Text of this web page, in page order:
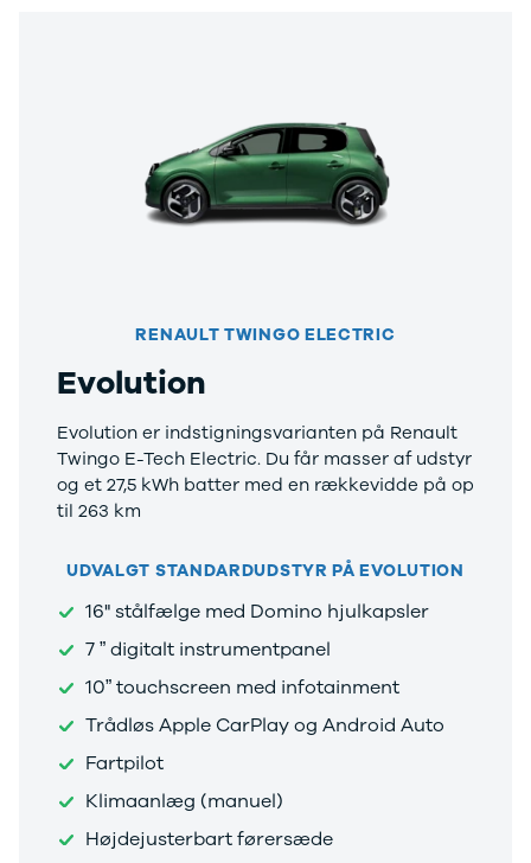
RENAULT TWINGO ELECTRIC
Evolution
Evolution er indstigningsvarianten på Renault
Twingo E-Tech Electric. Du får masser af udstyr
og et 27,5 kWh batter med en rækkevidde på op
til 263 km
UDVALGT STANDARDUDSTYR PÅ EVOLUTION
16" stålfælge med Domino hjulkapsler
7 ” digitalt instrumentpanel
10” touchscreen med infotainment
Trådløs Apple CarPlay og Android Auto
Fartpilot
Klimaanlæg (manuel)
Højdejusterbart førersæde